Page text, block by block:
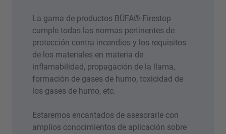
La gama de productos BÜFA®-Firestop
cumple todas las normas pertinentes de
protección contra incendios y los requisitos
de los materiales en materia de
inflamabilidad, propagación de la llama,
formación de gases de humo, toxicidad de
los gases de humo, etc.
Estaremos encantados de asesorarle con
amplios conocimientos de aplicación sobre